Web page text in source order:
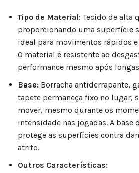
Tipo de Material: Tecido de alta
proporcionando uma superfície
ideal para movimentos rápidos
O material é resistente ao
performance mesmo após
Base: Borracha antiderrapante,
tapete permaneça fixo no lugar,
mover, mesmo durante os
intensidade nas jogadas. A base
protege as superfícies contra
atrito.
Outros Características: